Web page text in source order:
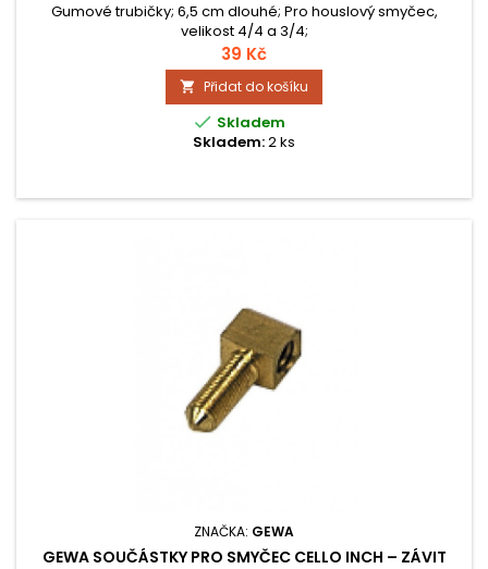
Gumové trubičky; 6,5 cm dlouhé; Pro houslový smyčec,
velikost 4/4 a 3/4;
39 Kč
 Přidat do košíku
 Skladem
Skladem:2 ks
ZNAČKA: GEWA
GEWA SOUČÁSTKY PRO SMYČEC CELLO INCH – ZÁVIT